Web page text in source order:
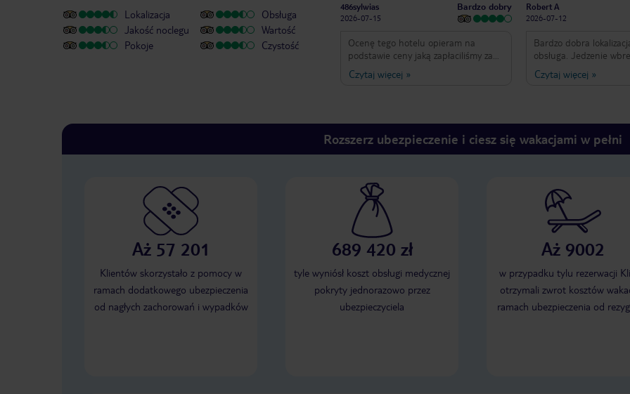
Lokalizacja
Jakość noclegu
Pokoje
Obsługa
Wartość
Czystość
486sylwias
2026-07-15
Bardzo dobry
Ocenę tego hotelu opieram na
podstawie ceny jaką zapłaciliśmy za
wakacje , a była ona naprawdę
bardzo niska . Plusy: •Hotel czysty •
•apartamenty przestronne • mili
pracownicy •lokalizacja • baseny
sprzątanie , dosłownie polegało na
zamieceniu i wymianie ręczniki •
niektóre zużyte meble nienadające
się już do użytku ( niektóre leżaki na
basenie, nam w apartamencie trafiła
się sofa , która była już tak wyrobiona
, że nie dało się usiąść na nią •
bardzo długi check in, byliśmy
późnym wieczorem z dziećmi , było
nas może z 5 rodzin a check in trwał
ze dwie godziny • nie polecam
Czytaj więcej »
Robert A
2026-07-12
Bardzo dobra
obsługa. Jedzenie
opiniom bardzo
czyste i przestronne.
Czytaj więcej »
Rozszerz ubezpieczenie i ciesz się wakacjami w pełni
Aż 57 201
Klientów skorzystało z pomocy w
ramach dodatkowego ubezpieczenia
od nagłych zachorowań i wypadków
689 420 zł
tyle wyniósł koszt obsługi medycznej
pokryty jednorazowo przez
ubezpieczyciela
Aż 9002
w przypadku tylu rezerwacji
otrzymali zwrot kosztów
ramach ubezpieczenia od